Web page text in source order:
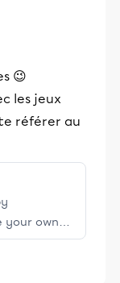
😉
les jeux
référer au
your own